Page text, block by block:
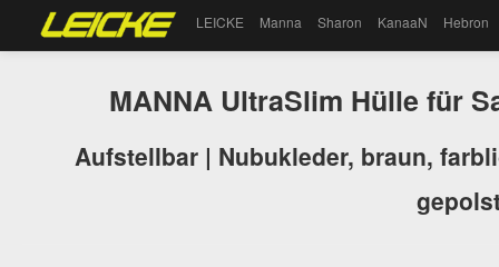
LEICKE Manna Sharon KanaaN Hebron
MANNA UltraSlim Hülle für
Aufstellbar | Nubukleder, braun,